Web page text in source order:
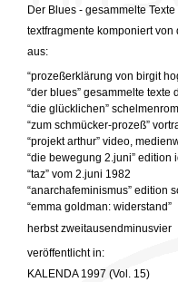
Der Blues - gesammelte
textfragmente komponiert
aus:
“prozeßerklärung von birgit
“der blues” gesammelte texte
“die glücklichen”
“zum schmücker-prozeß”
“projekt arthur” video,
“die bewegung 2.juni” edition
“taz” vom 2.juni 1982
“anarchafeminismus” edition
“emma goldman: widerstand”
herbst zweitausendminusvier
veröffentlicht in:
KALENDA 1997 (Vol. 15)